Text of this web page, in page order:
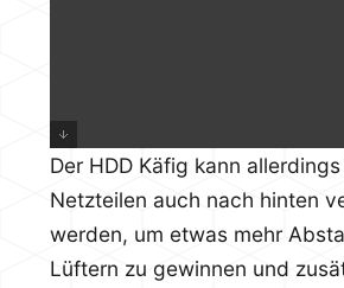
Der HDD Käfig kann
Netzteilen auch nach hinten
werden, um etwas mehr
Lüftern zu gewinnen und